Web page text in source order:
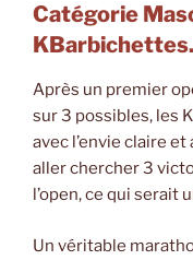
Catégorie
KBarbichettes.
Après un premier
sur 3 possibles, les
avec l’envie claire
aller chercher 3
l’open, ce qui serait
Un véritable